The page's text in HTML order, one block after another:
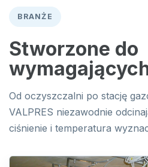
BRANŻE
Stworzone do
Od oczyszczalni po stację
VALPRES niezawodnie
ciśnienie i temperatura